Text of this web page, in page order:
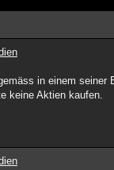
in einem seiner
keine Aktien kaufen.